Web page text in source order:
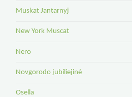
Muskat Jantarnyj
New York Muscat
Nero
Novgorodo jubiliejinė
Osella